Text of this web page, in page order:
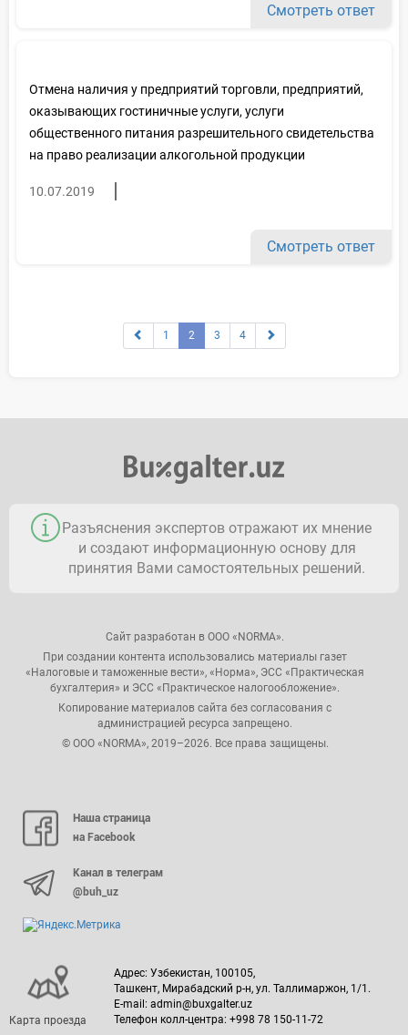
Смотреть ответ
Отмена наличия у предприятий торговли, предприятий,
оказывающих гостиничные услуги, услуги
общественного питания разрешительного свидетельства
на право реализации алкогольной продукции
10.07.2019
Смотреть ответ
1 2 3 4
Разъяснения экспертов отражают их мнение
и создают информационную основу для
принятия Вами самостоятельных решений.
Сайт разработан в ООО «NORMA».
При создании контента использовались материалы газет
«Налоговые и таможенные вести», «Норма», ЭСС «Практическая
бухгалтерия» и ЭСС «Практическое налогообложение».
Копирование материалов сайта без согласования с
администрацией ресурса запрещено.
© ООО «NORMA», 2019–2026. Все права защищены.
Наша страница
на Facebook
Канал в телеграм
@buh_uz
Карта проезда
Адрес: Узбекистан, 100105,
Ташкент, Мирабадский р-н, ул. Таллимаржон, 1/1.
E-mail: admin@buxgalter.uz
Телефон колл-центра: +998 78 150-11-72